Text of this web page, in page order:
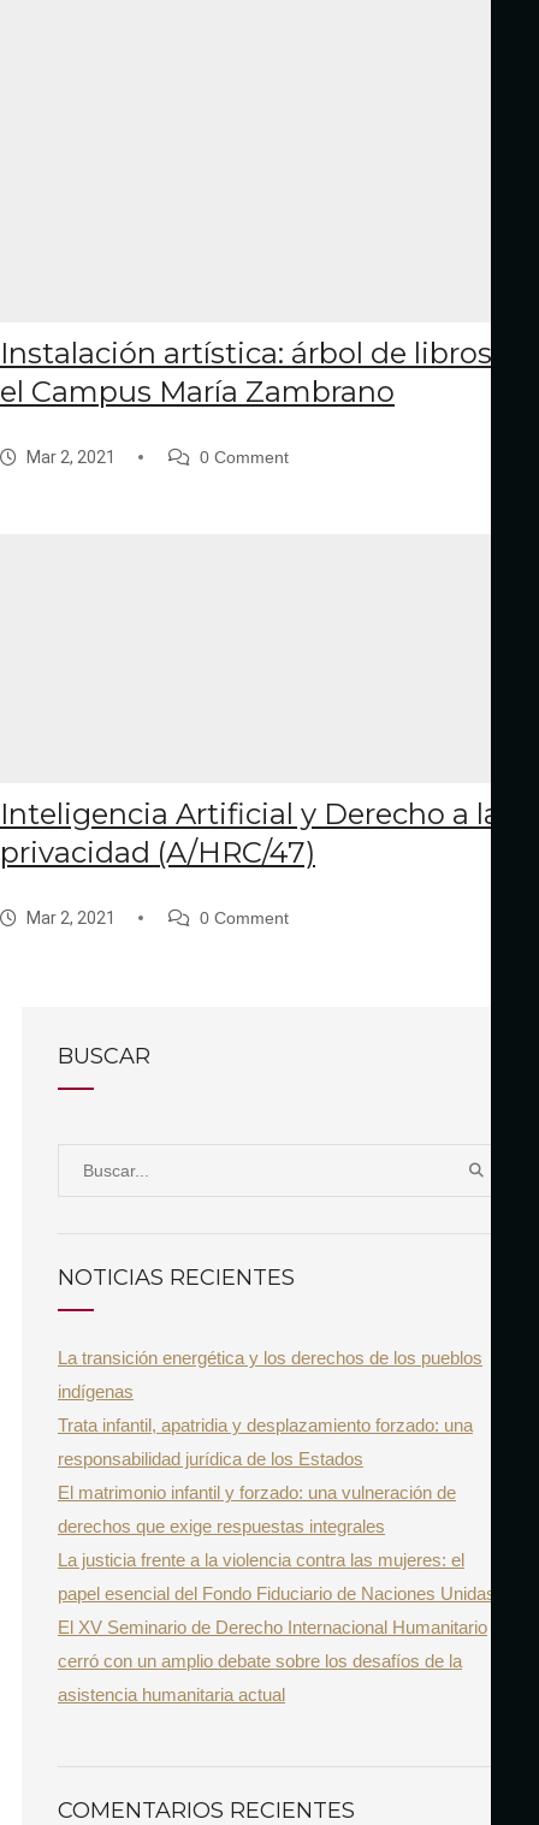
Instalación artística: árbol de libros en
el Campus María Zambrano
Mar 2, 2021 0 Comment
Inteligencia Artificial y Derecho a la
privacidad (A/HRC/47)
Mar 2, 2021 0 Comment
BUSCAR
f
o
r
:
B
NOTICIAS RECIENTES
La transición energética y los derechos de los pueblos
indígenas
Trata infantil, apatridia y desplazamiento forzado: una
responsabilidad jurídica de los Estados
El matrimonio infantil y forzado: una vulneración de
derechos que exige respuestas integrales
La justicia frente a la violencia contra las mujeres: el
papel esencial del Fondo Fiduciario de Naciones Unidas
El XV Seminario de Derecho Internacional Humanitario
cerró con un amplio debate sobre los desafíos de la
asistencia humanitaria actual
COMENTARIOS RECIENTES